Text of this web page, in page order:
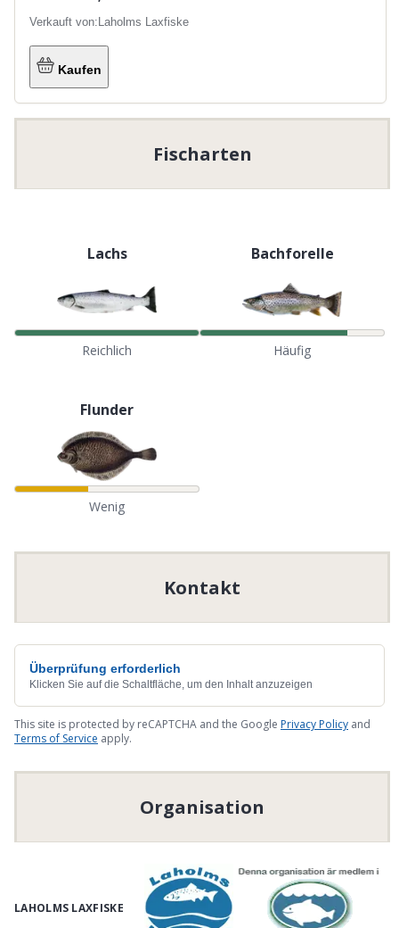
Verkauft von: Laholms Laxfiske
Kaufen
Fischarten
Lachs
Reichlich
Bachforelle
Häufig
Flunder
Wenig
Kontakt
Überprüfung erforderlich
Klicken Sie auf die Schaltfläche, um den Inhalt anzuzeigen
This site is protected by reCAPTCHA and the Google Privacy Policy and
Terms of Service apply.
Organisation
LAHOLMS LAXFISKE